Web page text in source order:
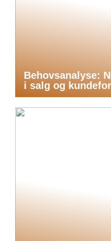
Behovsanalyse:
i salg og